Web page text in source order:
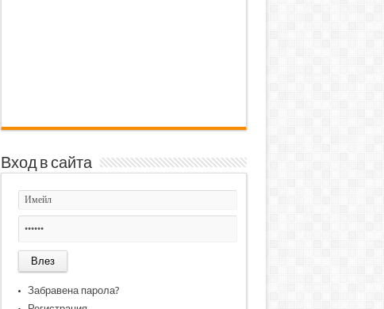
Вход в сайта
Забравена парола?